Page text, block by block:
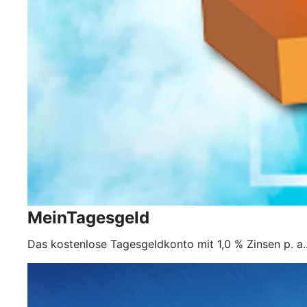
MeinTagesgeld
Das kostenlose Tagesgeldkonto mit 1,0 % Zinsen p.